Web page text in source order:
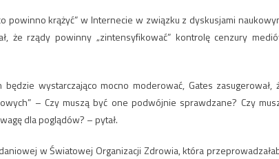
powinno krążyć” w Internecie w związku z dyskusjami
że rządy powinny „zintensyfikować” kontrolę cenzury
wystarczająco mocno moderować, Gates zasugerował,
– Czy muszą być one podwójnie sprawdzane? Czy
dla poglądów? – pytał.
w Światowej Organizacji Zdrowia, która